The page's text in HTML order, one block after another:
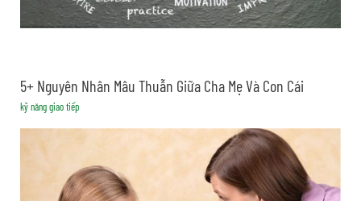
5+ Nguyên Nhân Mâu Thuẫn Giữa Cha Mẹ Và Con Cái
kỹ năng giao tiếp